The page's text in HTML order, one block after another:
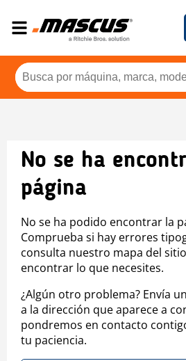
No se ha
página
No se ha podido encontrar la
Comprueba si hay errores
consulta nuestro mapa del
encontrar lo que necesites.
¿Algún otro problema? Envía
a la dirección que aparece a
pondremos en contacto
tu paciencia.